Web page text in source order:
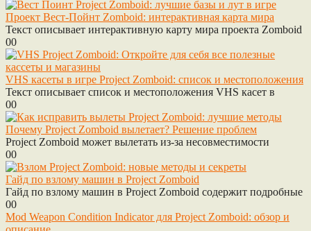
Проект Вест-Пойнт Zomboid: интерактивная карта мира
Текст описывает интерактивную карту мира проекта Zomboid
00
VHS касеты в игре Project Zomboid: список и местоположения
Текст описывает список и местоположения VHS касет в
00
Почему Project Zomboid вылетает? Решение проблем
Project Zomboid может вылетать из-за несовместимости
00
Гайд по взлому машин в Project Zomboid
Гайд по взлому машин в Project Zomboid содержит подробные
00
Mod Weapon Condition Indicator для Project Zomboid: обзор и